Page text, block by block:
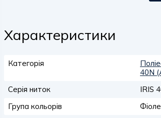
Характеристики
Категорія
40N
Серія ниток
IRIS
Група кольорів